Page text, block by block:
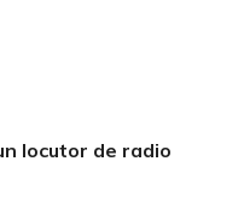
locutor de radio